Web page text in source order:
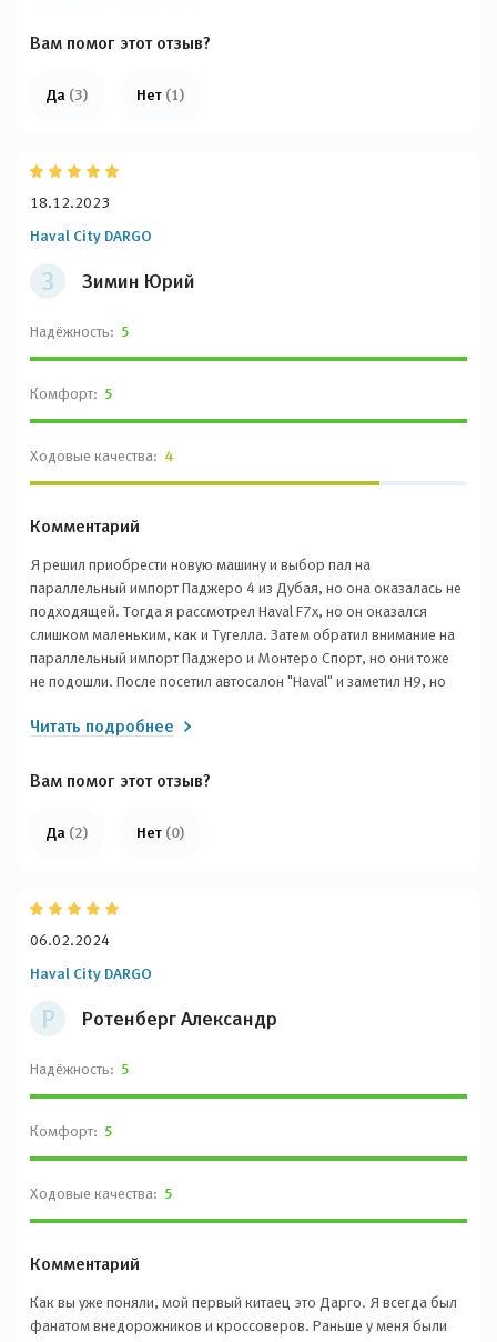
высокий расход - 12-14 л/100 км в городе. Надеюсь, упадет до
регуляторов для климата, но привыкаешь. Селектор передач -
Вам помог этот отзыв?
Да (3) Нет (1)
З Зимин Юрий
Haval City DARGO
18.12.2023
Надёжность: 5
Комфорт: 5
Ходовые качества: 4
Комментарий
Я решил приобрести новую машину и выбор пал на
параллельный импорт Паджеро 4 из Дубая, но она оказалась не
подходящей. Тогда я рассмотрел Haval F7x, но он оказался
слишком маленьким, как и Тугелла. Затем обратил внимание на
параллельный импорт Паджеро и Монтеро Спорт, но они тоже
не подошли. После посетил автосалон "Haval" и заметил H9, но
забавный рыжий квадрат. Прокатился на нем и он мне очень
и скидки, и я сразу его приобрел. На данный момент заметил
Читать подробнее
Вам помог этот отзыв?
Да (2) Нет (0)
Р Ротенберг Александр
Haval City DARGO
06.02.2024
Надёжность: 5
Комфорт: 5
Ходовые качества: 5
Комментарий
Как вы уже поняли, мой первый китаец это Дарго. Я всегда был
фанатом внедорожников и кроссоверов. Раньше у меня были